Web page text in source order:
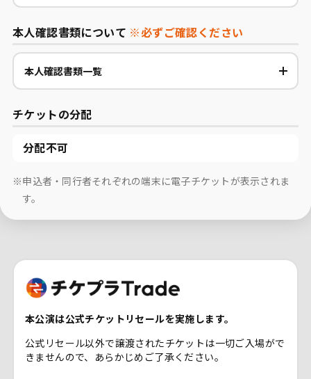
本人確認書類について ※必ずご確認ください
本人確認書類一覧
チケットの分配
分配不可
※申込者・同行者それぞれの端末に電子チケットが表示されま
す。
本公演は公式チケットリセールを実施します。
公式リセール以外で譲渡されたチケットは一切ご入場がで
きませんので、あらかじめご了承ください。